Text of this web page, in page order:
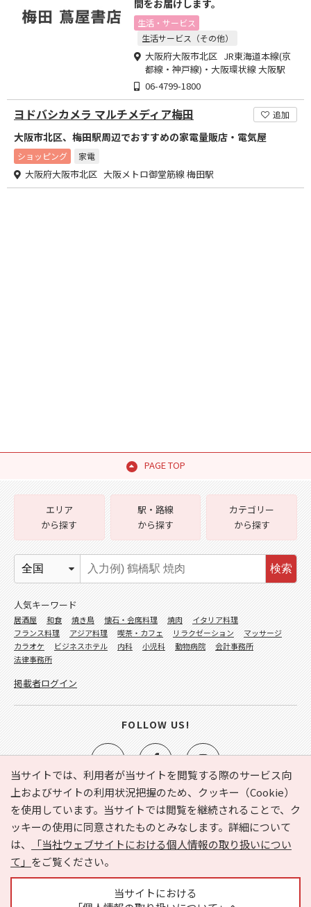
間をお届けします。
生活・サービス
生活サービス（その他）
大阪府大阪市北区 JR東海道本線(京
都線・神戸線)・大阪環状線 大阪駅
06-4799-1800
ヨドバシカメラ マルチメディア梅田 追加
大阪市北区、梅田駅周辺でおすすめの家電量販店・電気屋
ショッピング 家電
大阪府大阪市北区 大阪メトロ御堂筋線 梅田駅
PAGE TOP
当サイトでは、利用者が当サイトを閲覧する際のサービス向
上およびサイトの利用状況把握のため、クッキー（Cookie）
を使用しています。当サイトでは閲覧を継続されることで、ク
ッキーの使用に同意されたものとみなします。詳細について
は、
「当社ウェブサイトにおける個人情報の取り扱いについ
て」 をご覧ください。
当サイトにおける
e-NAVITA（イーナビタ）とは？ お気に入り
ヘルプ
利用規約
個人情報の取り扱いについて
運営会社
サイトマップ
広告掲載に関するお問い合わせ
エリア
から探す
駅・路線
から探す
カテゴリー
から探す
検索
人気キーワード
居酒屋 和食 焼き鳥 懐石・会席料理 焼肉
イタリア料理
フランス料理
アジア料理 喫茶・カフェ リラクゼーション
マッサージ
カラオケ
ビジネスホテル 内科 小児科 動物病院
会計事務所
法律事務所
掲載者ログイン
FOLLOW US!